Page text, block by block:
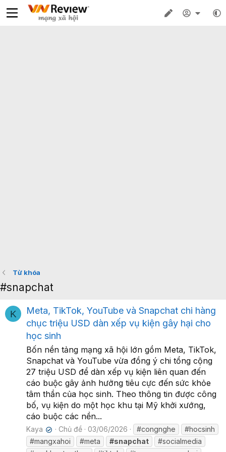
Từ khóa
#snapchat
K
Meta, TikTok, YouTube và Snapchat chi hàng
chục triệu USD dàn xếp vụ kiện gây hại cho
học sinh
Bốn nền tảng mạng xã hội lớn gồm Meta, TikTok,
Snapchat và YouTube vừa đồng ý chi tổng cộng
27 triệu USD để dàn xếp vụ kiện liên quan đến
cáo buộc gây ảnh hưởng tiêu cực đến sức khỏe
tâm thần của học sinh. Theo thông tin được công
bố, vụ kiện do một học khu tại Mỹ khởi xướng,
cáo buộc các nền...
Kaya ✔ Chủ đề 03/06/2026 #congnghe
#hocsinh
#mangxahoi
#meta #snapchat
#socialmedia